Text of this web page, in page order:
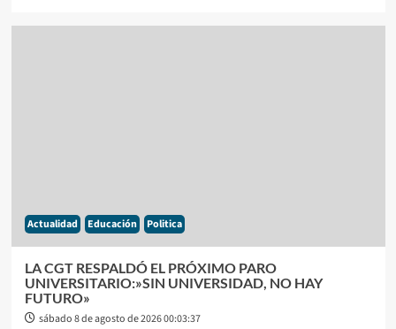
Actualidad Educación Politica
LA CGT RESPALDÓ EL PRÓXIMO PARO
UNIVERSITARIO:»SIN UNIVERSIDAD, NO HAY
FUTURO»
sábado 8 de agosto de 2026 00:03:37